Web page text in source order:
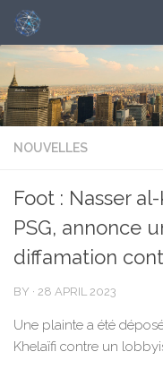
NOUVELLES
Foot : Nasser
PSG, annonce
diffamation
BY · 28 APRIL 2023
Une plainte a été
Khelaïfi contre un